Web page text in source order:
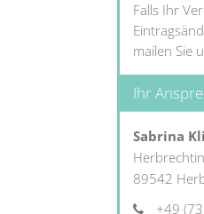
Falls Ihr
mailen Sie
Ihr
Sabrina
89542
+49 (73